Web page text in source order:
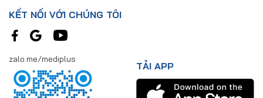
KẾT NỐI VỚI CHÚNG TÔI
zalo.me/mediplus
TẢI APP